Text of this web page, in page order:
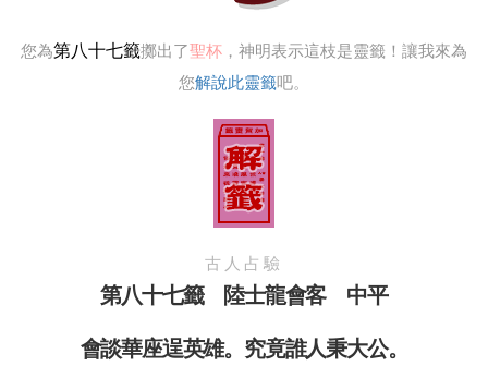
您為第八十七籤擲出了聖杯 ，神明表示這枝是靈籤！讓我來為
您解說此靈籤吧。
古人占驗
第八十七籤 陸士龍會客 中平
會談華座逞英雄。究竟誰人秉大公。